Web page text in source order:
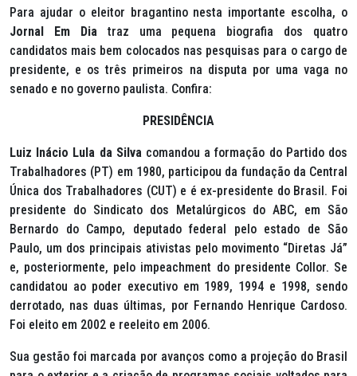
Para ajudar o eleitor bragantino nesta importante escolha, o
Jornal Em Diatraz uma pequena biografia dos quatro
candidatos mais bem colocados nas pesquisas para o cargo de
presidente, e os três primeiros na disputa por uma vaga no
senado e no governo paulista. Confira:
PRESIDÊNCIA
Luiz Inácio Lula da Silvacomandou a formação do Partido dos
Trabalhadores (PT) em 1980, participou da fundação da Central
Única dos Trabalhadores (CUT) e é ex-presidente do Brasil. Foi
presidente do Sindicato dos Metalúrgicos do ABC, em São
Bernardo do Campo, deputado federal pelo estado de São
Paulo, um dos principais ativistas pelo movimento “Diretas Já”
e, posteriormente, pelo impeachment do presidente Collor. Se
candidatou ao poder executivo em 1989, 1994 e 1998, sendo
derrotado, nas duas últimas, por Fernando Henrique Cardoso.
Foi eleito em 2002 e reeleito em 2006.
Sua gestão foi marcada por avanços como a projeção do Brasil